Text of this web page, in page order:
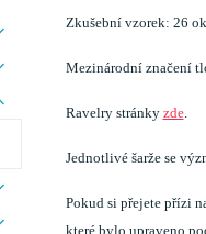
Zkušební vzorek: 26
Mezinárodní značení
Ravelry stránky zde.
Jednotlivé šarže se
Pokud si přejete přízi
které bylo upraveno